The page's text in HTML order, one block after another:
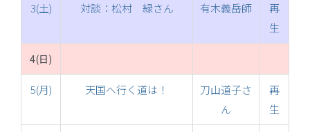
3(土) 対談：松村 緑さん 有木義岳師
再
生
4(日)
5(月) 天国へ行く道は！
刀山道子さ
ん
再
生